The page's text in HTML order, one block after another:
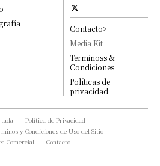
Contacto>
Media Kit
Terminoss &
Condiciones
Políticas de
privacidad
Política de Privacidad
y Condiciones de Uso del Sitio
Comercial
Contacto